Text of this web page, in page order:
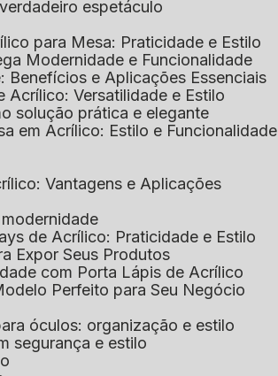
espetáculo
para Mesa: Praticidade e Estilo
Modernidade e Funcionalidade
Benefícios e Aplicações Essenciais
Acrílico: Versatilidade e Estilo
solução prática e elegante
em Acrílico: Estilo e Funcionalidade
Vantagens e Aplicações
de Acrílico: Praticidade e Estilo
Expor Seus Produtos
com Porta Lápis de Acrílico
Perfeito para Seu Negócio
óculos: organização e estilo
segurança e estilo